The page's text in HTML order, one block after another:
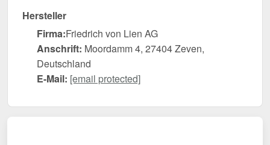
Hersteller
Firma:Friedrich von Lien AG
Anschrift: Moordamm 4, 27404 Zeven,
Deutschland
E-Mail: [email protected]